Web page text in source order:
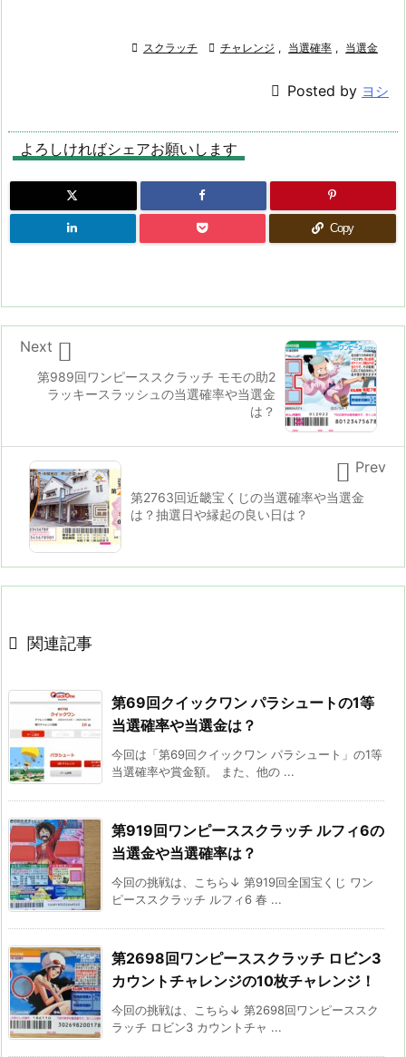
 スクラッチ  チャレンジ , 当選確率 , 当選金
 Posted by ヨシ
よろしければシェアお願いします
Copy
第989回ワンピーススクラッチ モモの助2
ラッキースラッシュの当選確率や当選金
は？

Next
第2763回近畿宝くじの当選確率や当選金
は？抽選日や縁起の良い日は？
 Prev
 関連記事
第69回クイックワン パラシュートの1等
当選確率や当選金は？
今回は「第69回クイックワン パラシュート」の1等
当選確率や賞金額。 また、他の ...
第919回ワンピーススクラッチ ルフィ6の
当選金や当選確率は？
今回の挑戦は、こちら↓ 第919回全国宝くじ ワン
ピーススクラッチ ルフィ6 春 ...
第2698回ワンピーススクラッチ ロビン3
カウントチャレンジの10枚チャレンジ！
今回の挑戦は、こちら↓ 第2698回ワンピーススク
ラッチ ロビン3 カウントチャ ...